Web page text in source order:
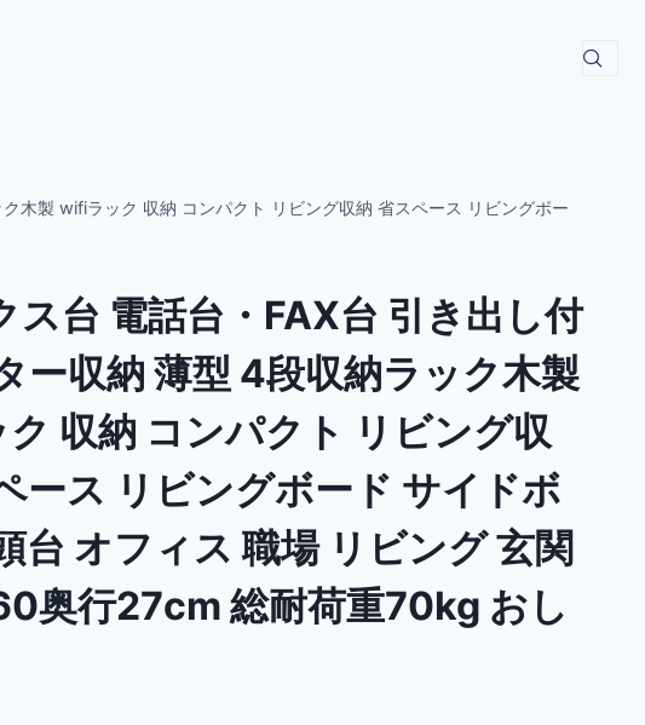
木製 wifiラック 収納 コンパクト リビング収納 省スペース リビングボー
ス台 電話台・FAX台 引き出し付
ー収納 薄型 4段収納ラック木製
収納 コンパクト リビング収
ース リビングボード サイドボ
台 オフィス 職場 リビング 玄関
奥行27cm 総耐荷重70kg おし